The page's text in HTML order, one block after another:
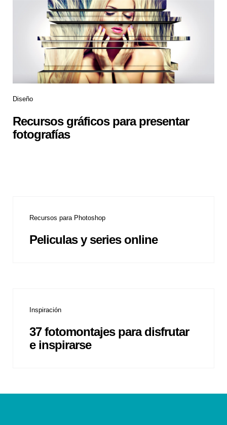
Diseño
Recursos gráficos para presentar
fotografías
Recursos para Photoshop
Peliculas y series online
Inspiración
37 fotomontajes para disfrutar
e inspirarse